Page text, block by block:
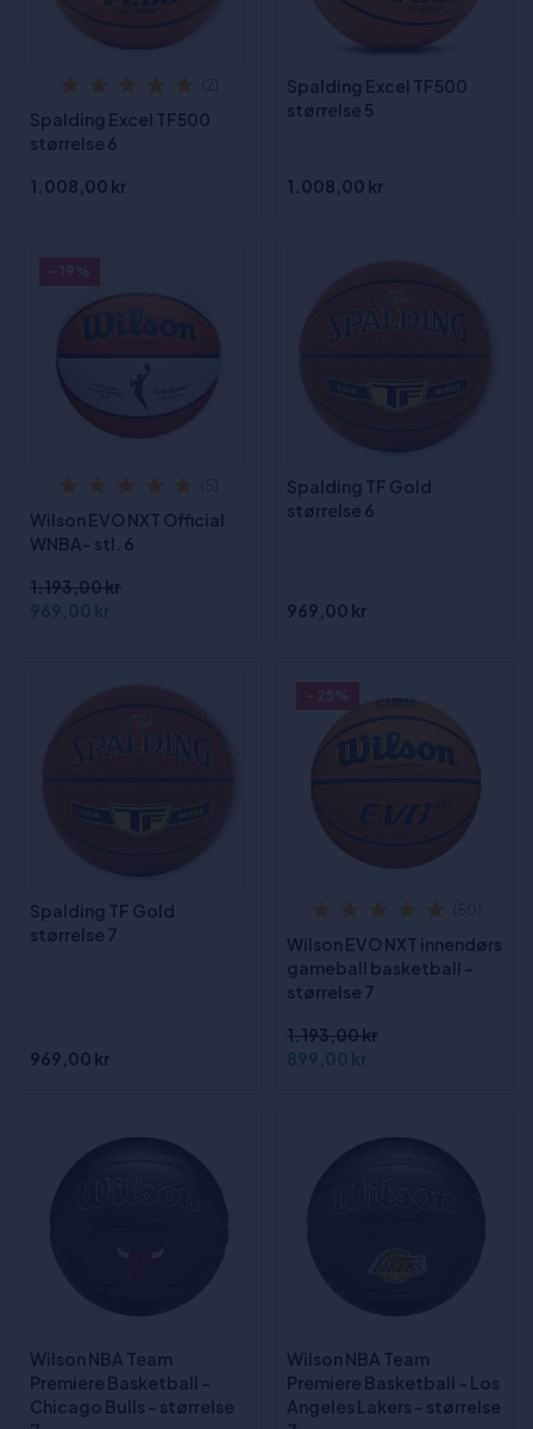
Spalding Excel TF500
størrelse 6
1.008,00 kr
Spalding Excel TF500
størrelse 5
1.008,00 kr
Wilson EVO NXT Official
WNBA- stl. 6
1.193,00 kr
969,00 kr
Spalding TF Gold
størrelse 6
969,00 kr
Spalding TF Gold
størrelse 7
969,00 kr
Wilson EVO NXT innendørs
gameball basketball -
størrelse 7
1.193,00 kr
899,00 kr
Wilson NBA Team
Premiere Basketball -
Chicago Bulls - størrelse
Wilson NBA Team
Premiere Basketball - Los
Angeles Lakers - størrelse